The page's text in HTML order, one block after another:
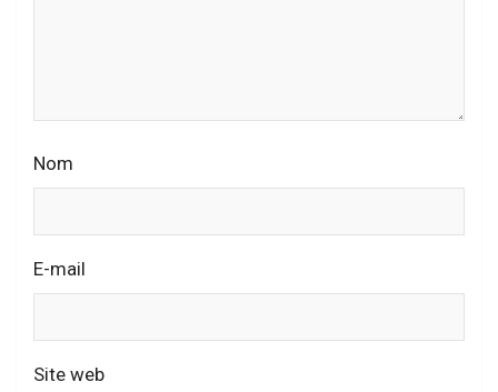
Nom
E-mail
Site web